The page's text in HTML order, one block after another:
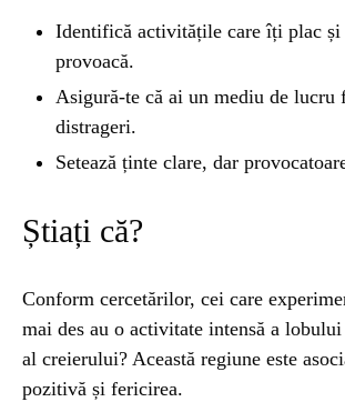
Identifică activitățile care îți plac și
provoacă.
Asigură-te că ai un mediu de lucru
distrageri.
Setează ținte clare, dar
Știați că?
Conform cercetărilor, cei care
mai des au o activitate intensă a
al creierului? Această regiune este
pozitivă și fericirea.